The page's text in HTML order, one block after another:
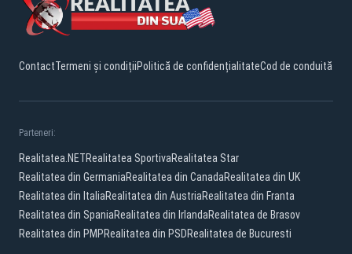
ContactTermeni și condițiiPolitică de confidențialitateCod de conduită
Parteneri:
Realitatea.NETRealitatea SportivaRealitatea Star
Realitatea din GermaniaRealitatea din CanadaRealitatea din UK
Realitatea din ItaliaRealitatea din AustriaRealitatea din Franta
Realitatea din SpaniaRealitatea din IrlandaRealitatea de Brasov
Realitatea din PMPRealitatea din PSDRealitatea de Bucuresti